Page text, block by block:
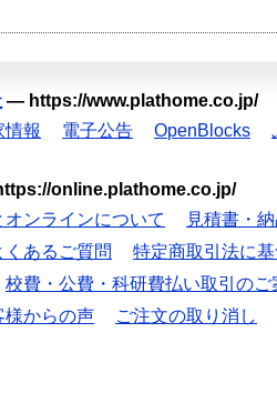
— https://www.plathome.co.jp/
情報 電子公告 OpenBlocks
online.plathome.co.jp/
オンラインについて
見積書・
くあるご質問
特定商取引法に
校費・公費・科研費払い取引のご
様からの声 ご注文の取り消し